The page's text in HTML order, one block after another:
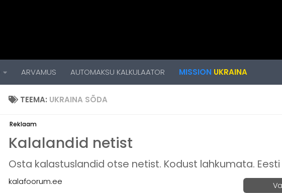
ARVAMUS AUTOMAKSU KALKULAATOR MISSION UKRAINA
TEEMA: UKRAINA SÕDA
Reklaam
Kalalandid netist
Osta kalastuslandid otse netist. Kodust lahkumata.
kalafoorum.ee